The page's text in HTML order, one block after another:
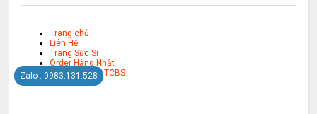
Trang chủ
Liên Hệ
Trang Sức Si
Order Hàng Nhật
Mở Tài Khoản TCBS
Zalo : 0983.131.528